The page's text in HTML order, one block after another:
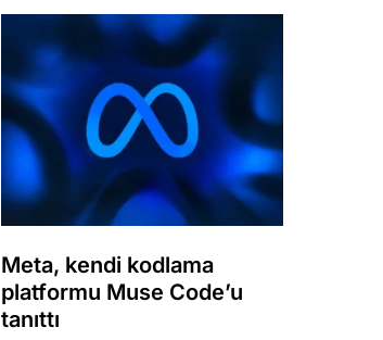
Meta, kendi kodlama
platformu Muse Code’u
tanıttı